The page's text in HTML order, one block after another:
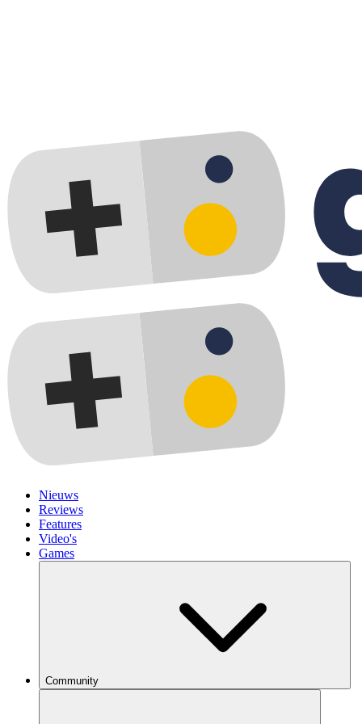
Nieuws
Reviews
Features
Video's
Games
Community